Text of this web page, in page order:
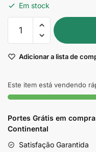
Em stock
Quantidade
Universal
200g
Adicionar a lista de
Este item está vendendo
Portes Grátis em
Continental
Satisfação Garantida